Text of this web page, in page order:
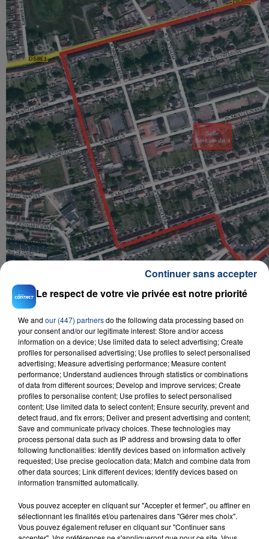
Téléchargez gratuitement l'application Contact FM
sur
Give Me Everything
PITBULL & NE-YO
RADIO CONTACT
FIL D'ACTU
Le respect de votre vie privée est notre priorité
We and our (447) partnersdo the following data processing based on
your consent and/or our legitimate interest: Store and/or access
information on a device; Use limited data to select advertising; Create
profiles for personalised advertising; Use profiles to select personalised
advertising; Measure advertising performance; Measure content
performance; Understand audiences through statistics or combinations
of data from different sources; Develop and improve services; Create
profiles to personalise content; Use profiles to select personalised
content; Use limited data to select content; Ensure security, prevent and
detect fraud, and fix errors; Deliver and present advertising and content;
Save and communicate privacy choices. These technologies may
process personal data such as IP address and browsing data to offer
following functionalities: Identify devices based on information actively
requested; Use precise geolocation data; Match and combine data from
other data sources; Link different devices; Identify devices based on
information transmitted automatically.
Vous pouvez accepter en cliquant sur "Accepter et fermer", ou affiner en
sélectionnant les finalités et/ou partenaires dans "Gérer mes choix".
Vous pouvez également refuser en cliquant sur "Continuer sans
Continuer sans accepter